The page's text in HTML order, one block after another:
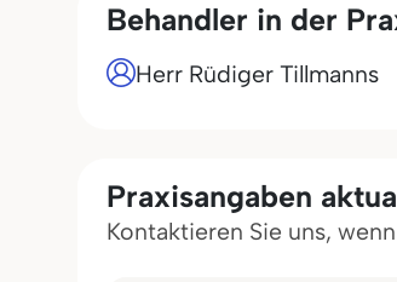
Behandler in der
Herr Rüdiger Tillmanns
Praxisangaben
Kontaktieren Sie uns,